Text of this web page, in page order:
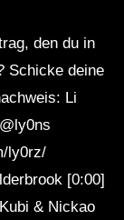
den du in
Schicke deine
Li
ly0rz/
[0:00]
& Nickao